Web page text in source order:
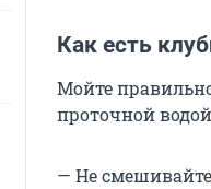
Как есть
Мойте
проточной
— Не